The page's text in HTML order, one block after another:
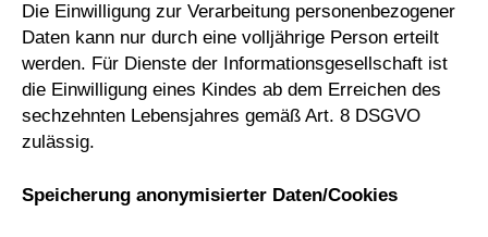
Die Einwilligung zur Verarbeitung personenbezogener
Daten kann nur durch eine volljährige Person erteilt
werden. Für Dienste der Informationsgesellschaft ist
die Einwilligung eines Kindes ab dem Erreichen des
sechzehnten Lebensjahres gemäß Art. 8 DSGVO
zulässig.
Speicherung anonymisierter Daten/Cookies